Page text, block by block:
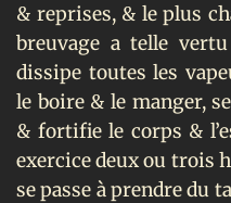
& reprises, & le plus
breuvage a telle
dissipe toutes les
le boire & le manger,
& fortifie le corps &
exercice deux ou trois
se passe à prendre du